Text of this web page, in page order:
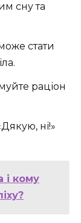
сну та
стати
раціон
ні!»
і кому